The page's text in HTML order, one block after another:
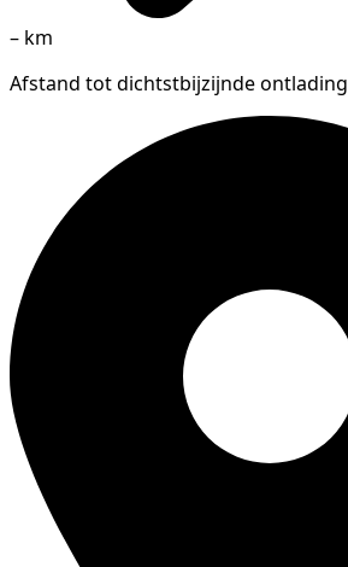
– km
Afstand tot dichtstbijzijnde ontlading